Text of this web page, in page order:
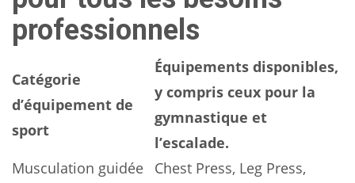
professionnels
Catégorie
d’équipement de
sport
Équipements disponibles,
y compris ceux pour la
gymnastique et
l’escalade.
Musculation guidée
Chest Press, Leg Press,